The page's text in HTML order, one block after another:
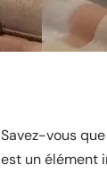
Savez-vous
est un élément